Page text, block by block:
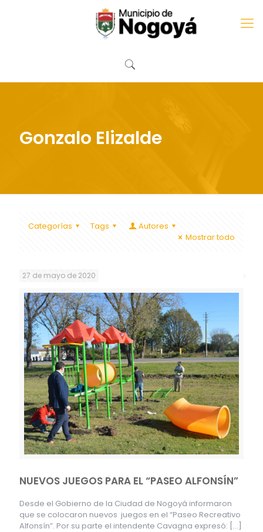
Gonzalo Elizalde
Categorías Tags
Autores
Mostrar todo
27 de mayo de 2020
NUEVOS JUEGOS PARA EL “PASEO ALFONSÍN”
Desde el Gobierno de la Ciudad de Nogoyá informaron
que se colocaron nuevos juegos en el “Paseo Recreativo
Alfonsín”. Por su parte el intendente Cavagna expresó: […]